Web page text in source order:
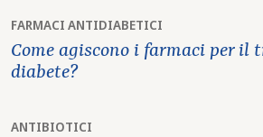
FARMACI ANTIDIABETICI
Come agiscono i farmaci per il
diabete?
ANTIBIOTICI